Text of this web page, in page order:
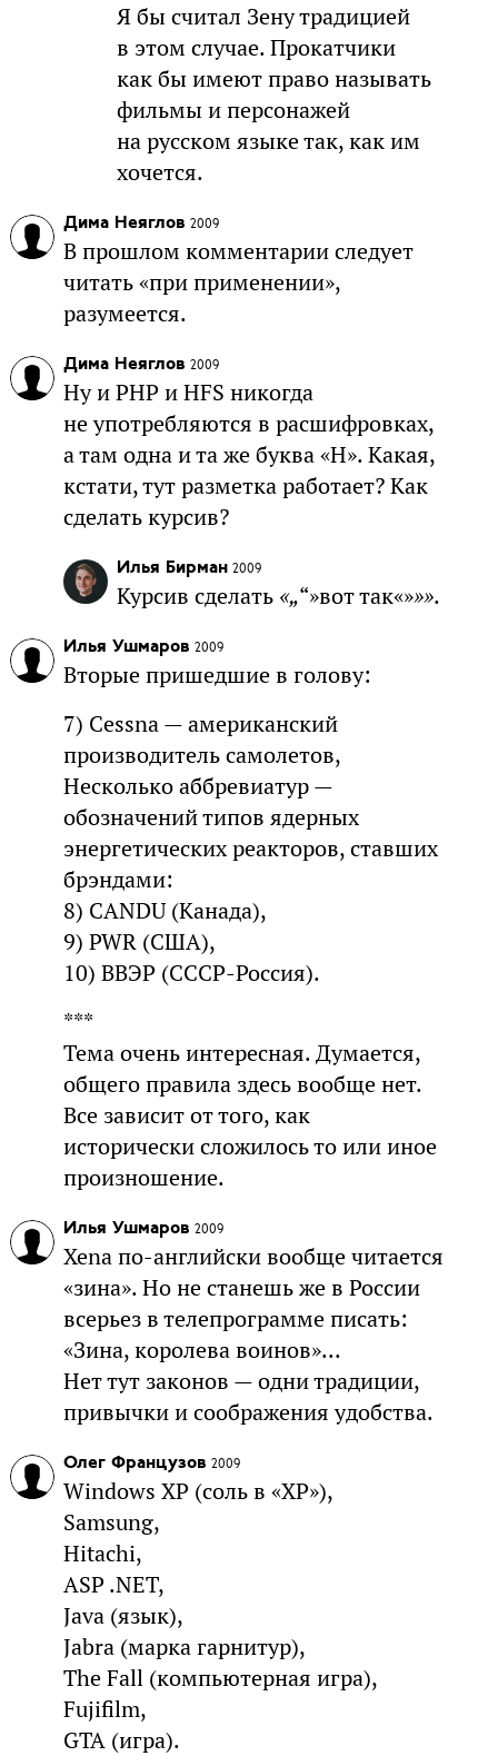
Я бы считал Зену традицией
в этом случае. Прокатчики
как бы имеют право называть
фильмы и персонажей
на русском языке так, как им
хочется.
Дима Неяглов 2009
В прошлом комментарии следует
читать «при применении»,
разумеется.
Дима Неяглов 2009
Ну и PHP и HFS никогда
не употребляются в расшифровках,
а там одна и та же буква «H». Какая,
кстати, тут разметка работает? Как
сделать курсив?
Илья Бирман 2009
Курсив сделать «„“»вот так«»»».
Илья Ушмаров 2009
Вторые пришедшие в голову:
7) Cessna — американский
производитель самолетов,
Несколько аббревиатур —
обозначений типов ядерных
энергетических реакторов, ставших
брэндами:
8) CANDU (Канада),
9) PWR (США),
10) ВВЭР (СССР-Россия).
***
Тема очень интересная. Думается,
общего правила здесь вообще нет.
Все зависит от того, как
исторически сложилось то или иное
произношение.
Илья Ушмаров 2009
Xena по-английски вообще читается
«зина». Но не станешь же в России
всерьез в телепрограмме писать:
«Зина, королева воинов»...
Нет тут законов — одни традиции,
привычки и соображения удобства.
Олег Французов 2009
Windows XP (соль в «XP»),
Samsung,
Hitachi,
ASP .NET,
Java (язык),
Jabra (марка гарнитур),
The Fall (компьютерная игра),
Fujifilm,
GTA (игра).